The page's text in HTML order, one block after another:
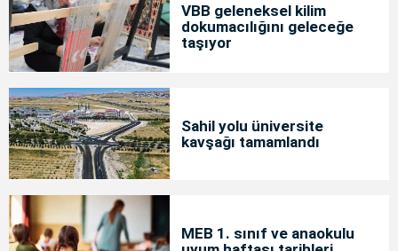
VBB geleneksel kilim
dokumacılığını geleceğe
taşıyor
Sahil yolu üniversite
kavşağı tamamlandı
MEB 1. sınıf ve anaokulu